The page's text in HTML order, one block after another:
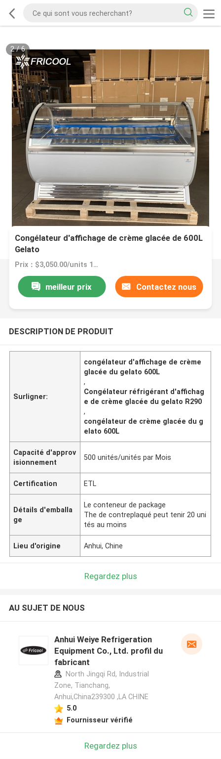
2/6
Congélateur d'affichage de crème glacée de 600L
Gelato
Prix：$3,050.00/units 1-4 units
meilleur prix Contactez nous
DESCRIPTION DE PRODUIT
Surligner:
congélateur d'affichage de crème
glacée du gelato 600L
,
Congélateur réfrigérant d'affichag
e de crème glacée du gelato R290
,
congélateur de crème glacée du g
elato 600L
Capacité d'approv
isionnement
500 unités/unités par Mois
Certification ETL
Détails d'emballa
ge
Le conteneur de package
The de contreplaqué peut tenir 20 uni
tés au moins
Lieu d'origine Anhui, Chine
Regardez plus
AU SUJET DE NOUS
Anhui Weiye Refrigeration
Equipment Co., Ltd. profil du
fabricant
North Jingqi Rd, Industrial
Zone, Tianchang,
Anhui,China239300 ,LA CHINE
5.0
Fournisseur vérifié
Regardez plus